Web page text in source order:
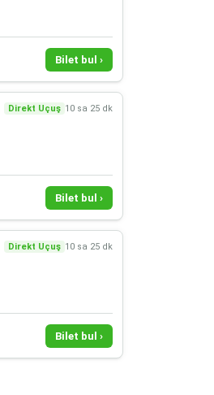
Bilet bul ›
Direkt Uçuş 10 sa 25 dk
Bilet bul ›
Direkt Uçuş 10 sa 25 dk
Bilet bul ›